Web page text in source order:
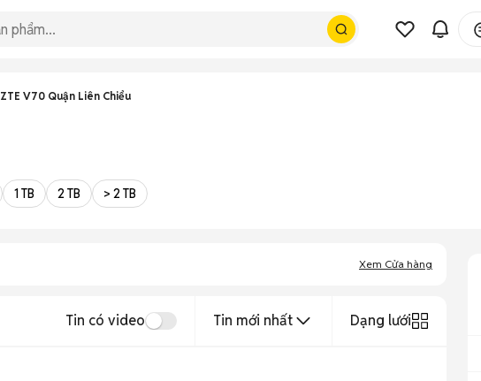
ZTE V70 Quận Liên Chiểu
1 TB 2 TB > 2 TB
Xem Cửa hàng
Tin có video Tin mới nhất Dạng lưới